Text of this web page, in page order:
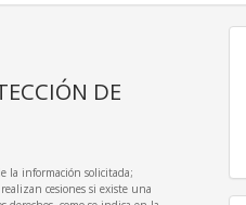
DE
la información solicitada;
realizan cesiones si existe una